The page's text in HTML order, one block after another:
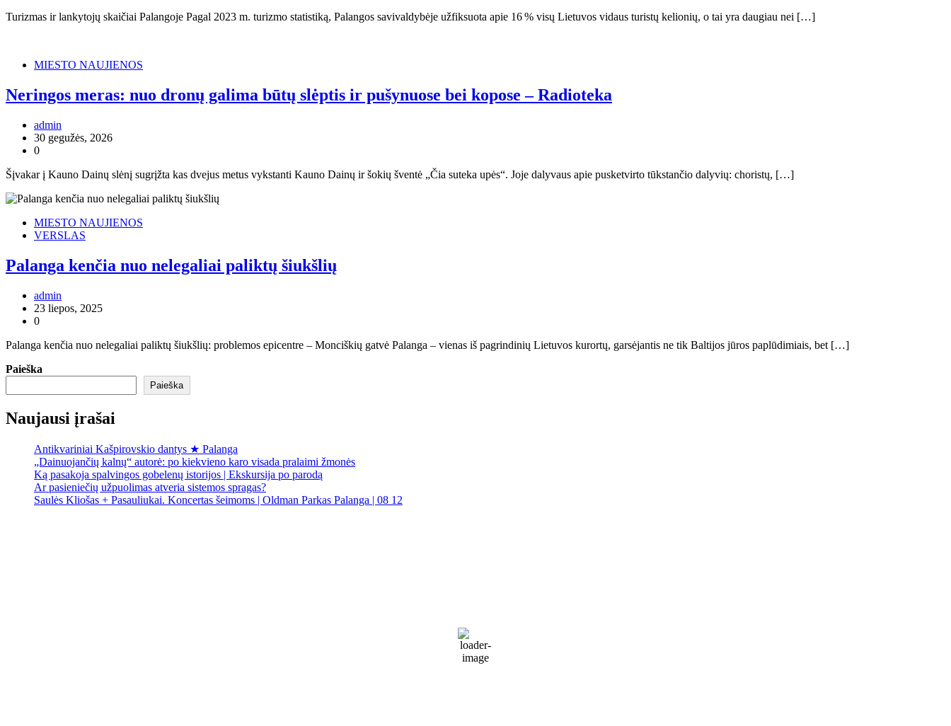
Turizmas ir lankytojų skaičiai Palangoje Pagal 2023 m. turizmo statistiką, Palangos savivaldybėje užfiksuota apie 16 % visų Lietuvos vidaus turistų kelionių, o tai yra daugiau nei […]
MIESTO NAUJIENOS
Neringos meras: nuo dronų galima būtų slėptis ir pušynuose bei kopose – Radioteka
admin
30 gegužės, 2026
0
Šįvakar į Kauno Dainų slėnį sugrįžta kas dvejus metus vykstanti Kauno Dainų ir šokių šventė „Čia suteka upės“. Joje dalyvaus apie pusketvirto tūkstančio dalyvių: choristų, […]
MIESTO NAUJIENOS
VERSLAS
Palanga kenčia nuo nelegaliai paliktų šiukšlių
admin
23 liepos, 2025
0
Palanga kenčia nuo nelegaliai paliktų šiukšlių: problemos epicentre – Monciškių gatvė Palanga – vienas iš pagrindinių Lietuvos kurortų, garsėjantis ne tik Baltijos jūros paplūdimiais, bet […]
Paieška
Paieška
Naujausi įrašai
Antikvariniai Kašpirovskio dantys ★ Palanga
„Dainuojančių kalnų“ autorė: po kiekvieno karo visada pralaimi žmonės
Ką pasakoja spalvingos gobelenų istorijos | Ekskursija po parodą
Ar pasieniečių užpuolimas atveria sistemos spragas?
Saulės Kliošas + Pasauliukai. Koncertas šeimoms | Oldman Parkas Palanga | 08 12
74 %